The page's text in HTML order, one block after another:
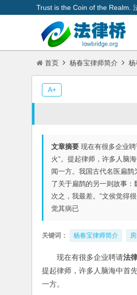
Trust is the Coin of the Realm.
首页 杨春宝律师简介 杨
文章摘要 现在有很多企业
火”。提起律师，许多人脑
闻一方。我国古代名医扁
了关于扁鹊的另一则故事：
次之，我最差。”文侯觉得
觉其病已
关键词： 杨春宝律师简介
现在有很多企业聘请法
提起律师，许多人脑海中首
一方。
A+